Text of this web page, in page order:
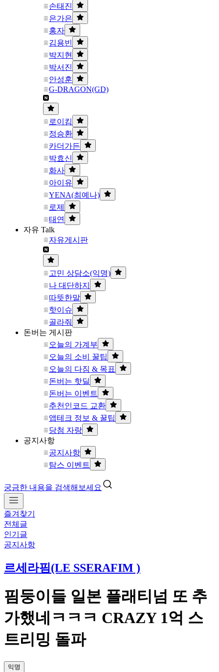
손태진
은가은
홍자
김용빈
박지현
박서진
안성훈
G-DRAGON(GD)
로이킴
정승환
카더가든
박효신
화사
아이유
YENA(최예나)
로제
태연
자유 Talk
자유게시판
고민 상담소(익명)
나 대단하지
따뜻한말
핫이슈
골라줘
돈버는 게시판
오늘의 가계부
오늘의 소비 꿀팁
오늘의 다짐 & 목표
돈버는 핫딜
돈버는 이벤트
추천인코드 교환
앱테크 정보 & 꿀팁
당첨 자랑
공지사항
공지사항
탐스 이벤트
궁금한 내용을 검색해보세요
즐겨찾기
전체글
인기글
공지사항
르세라핌(LE SSERAFIM )
핌둥이들 일본 플래티넘 또 추
가했네ㅋㅋㅋ CRAZY 1억 스
트리밍 돌파
익명